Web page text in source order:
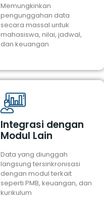
Memungkinkan
pengunggahan data
secara massal untuk
mahasiswa, nilai, jadwal,
dan keuangan
Integrasi dengan
Modul Lain
Data yang diunggah
langsung tersinkronisasi
dengan modul terkait
seperti PMB, keuangan, dan
kurikulum